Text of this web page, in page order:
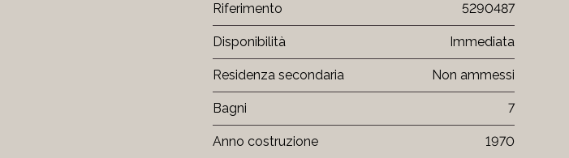
Riferimento 5290487
Disponibilità Immediata
Residenza secondaria Non ammessi
Bagni 7
Anno costruzione 1970